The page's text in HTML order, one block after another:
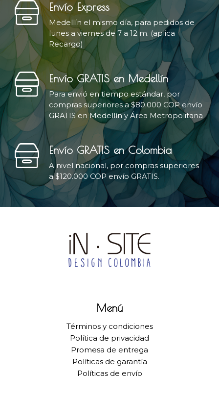
Envío Express
Medellín el mismo día, para pedidos de
lunes a viernes de 7 a 12 m. (aplica
Recargo)
Envío GRATIS en Medellín
Para envió en tiempo estándar, por
compras superiores a $80.000 COP envío
GRATIS en Medellín y Área Metropolitana
Envío GRATIS en Colombia
A nivel nacional, por compras superiores
a $120.000 COP envío GRATIS.
Menú
Términos y condiciones
Política de privacidad
Promesa de entrega
Políticas de garantía
Políticas de envío